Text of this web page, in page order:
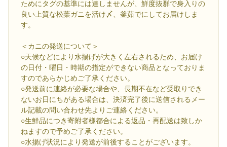
ためにタグの基準には達しませんが、鮮度抜群で身入りの
良い上質な松葉ガニを活け〆、釜茹でにしてお届けしま
す。
＜カニの発送について＞
○天候などにより水揚げが大きく左右されるため、お届け
の日付・曜日・時期の指定ができない商品となっておりま
すのであらかじめご了承ください。
○発送前に連絡が必要な場合や、長期不在など受取りでき
ないお日にちがある場合は、決済完了後に送信されるメー
ル記載の問い合わせ先よりご連絡ください。
○生鮮品につき寄附者様都合による返品・再配送は致しか
ねますので予めご了承ください。
○水揚げ状況により発送が前後することがございます。